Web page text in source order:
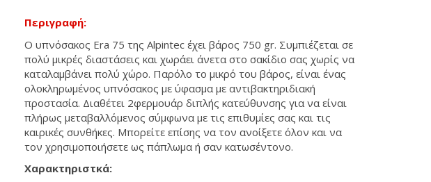
Περιγραφή:
Ο υπνόσακος Era 75 της Alpintec έχει βάρος 750 gr. Συμπιέζεται σε
πολύ μικρές διαστάσεις και χωράει άνετα στο σακίδιο σας χωρίς να
καταλαμβάνει πολύ χώρο. Παρόλο το μικρό του βάρος, είναι ένας
ολοκληρωμένος υπνόσακος με ύφασμα με αντιβακτηριδιακή
προστασία. Διαθέτει 2φερμουάρ διπλής κατεύθυνσης για να είναι
πλήρως μεταβαλλόμενος σύμφωνα με τις επιθυμίες σας και τις
καιρικές συνθήκες. Μπορείτε επίσης να τον ανοίξετε όλον και να
τον χρησιμοποιήσετε ως πάπλωμα ή σαν κατωσέντονο.
Χαρακτηριστκά: